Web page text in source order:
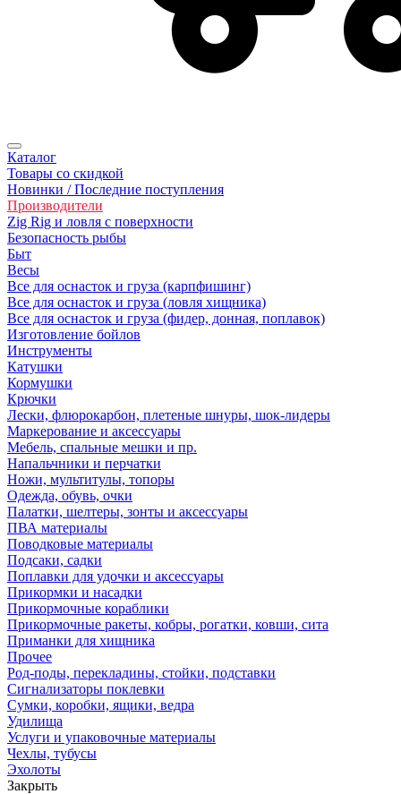
Каталог
Товары со скидкой
Новинки / Последние поступления
Производители
Zig Rig и ловля с поверхности
Безoпасность рыбы
Быт
Весы
Все для оснасток и груза (карпфишинг)
Все для оснасток и груза (ловля хищника)
Все для оснасток и груза (фидер, донная, поплавок)
Изготовление бойлов
Инструменты
Катушки
Кормушки
Крючки
Лески, флюрокарбон, плетеные шнуры, шок-лидеры
Маркерование и аксессуары
Мебель, спальные мешки и пр.
Напальчники и перчатки
Ножи, мультитулы, топоры
Одежда, обувь, очки
Палатки, шелтеры, зонты и аксессуары
ПВА материалы
Поводковые материалы
Подсаки, садки
Поплавки для удочки и аксессуары
Прикормки и насадки
Прикормочные кораблики
Прикормочные ракеты, кобры, рогатки, ковши, сита
Приманки для хищника
Прочее
Род-поды, перекладины, стойки, подставки
Сигнализаторы поклевки
Сумки, коробки, ящики, ведра
Удилища
Услуги и упаковочные материалы
Чехлы, тубусы
Эхолоты
Закрыть